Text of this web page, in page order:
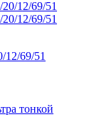
12/69/51